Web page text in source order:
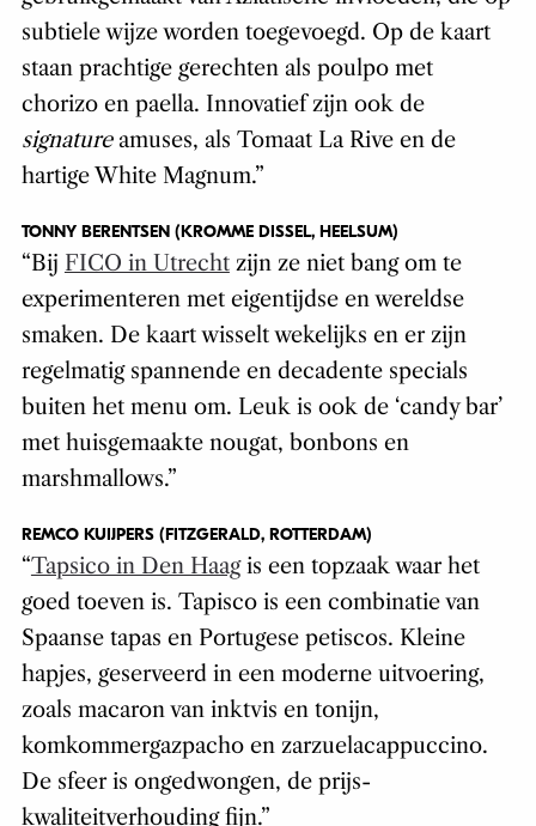
subtiele wijze worden toegevoegd. Op de kaart
staan prachtige gerechten als poulpo met
chorizo en paella. Innovatief zijn ook de
signatureamuses, als Tomaat La Rive en de
hartige White Magnum.”
TONNY BERENTSEN (KROMME DISSEL, HEELSUM)
“Bij FICO in Utrechtzijn ze niet bang om te
experimenteren met eigentijdse en wereldse
smaken. De kaart wisselt wekelijks en er zijn
regelmatig spannende en decadente specials
buiten het menu om. Leuk is ook de ‘candy bar’
met huisgemaakte nougat, bonbons en
marshmallows.”
REMCO KUIJPERS (FITZGERALD, ROTTERDAM)
“Tapsico in Den Haagis een topzaak waar het
goed toeven is. Tapisco is een combinatie van
Spaanse tapas en Portugese petiscos. Kleine
hapjes, geserveerd in een moderne uitvoering,
zoals macaron van inktvis en tonijn,
komkommergazpacho en zarzuelacappuccino.
De sfeer is ongedwongen, de prijs-
kwaliteitverhouding fijn.”